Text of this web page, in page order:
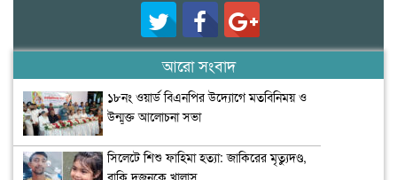
আরো সংবাদ
১৮নং ওয়ার্ড বিএনপির উদ্যোগে মতবিনিময় ও
উন্মুক্ত আলোচনা সভা
সিলেটে শিশু ফাহিমা হত্যা: জাকিরের মৃত্যুদণ্ড,
বাকি দুজনকে খালাস